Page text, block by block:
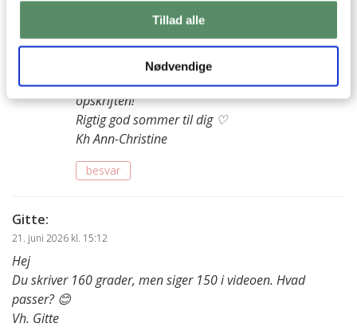
Tillad alle
Nødvendige
30. juni 2026 kl. 12:13
Hej Helene
Hvor er det sødt af dig at skrive det. Tusind tak
for din søde hilsen og tilbagemelding på
opskriften!
Rigtig god sommer til dig ♡
Kh Ann-Christine
besvar
Gitte:
21. juni 2026 kl. 15:12
Hej
Du skriver 160 grader, men siger 150 i videoen. Hvad
passer? 😊
Vh. Gitte